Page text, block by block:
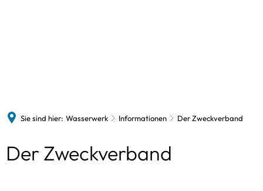
Wasserqualität
Sie sind hier: Wasserwerk Informationen Der Zweckverband
Der Zweckverband